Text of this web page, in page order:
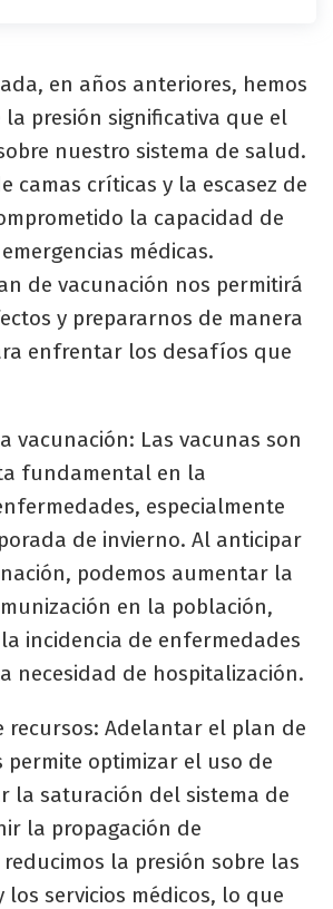
en años anteriores, hemos
la presión significativa que el
nuestro sistema de salud.
camas críticas y la escasez de
la capacidad de
médicas.
de vacunación nos permitirá
y prepararnos de manera
enfrentar los desafíos que
vacunación: Las vacunas son
fundamental en la
especialmente
de invierno. Al anticipar
podemos aumentar la
en la población,
incidencia de enfermedades
necesidad de hospitalización.
recursos: Adelantar el plan de
permite optimizar el uso de
la saturación del sistema de
la propagación de
la presión sobre las
los servicios médicos, lo que